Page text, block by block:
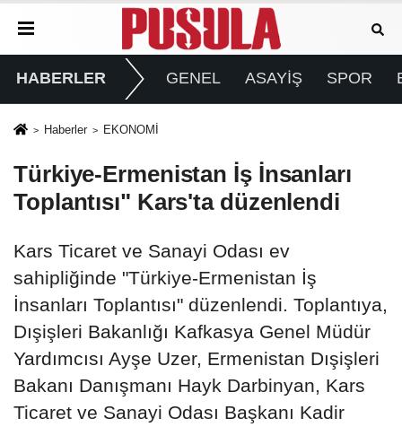
HABERLER GENEL ASAYİŞ SPOR
Haberler EKONOMİ
Türkiye-Ermenistan İş İnsanları
Toplantısı" Kars'ta düzenlendi
Kars Ticaret ve Sanayi Odası ev
sahipliğinde "Türkiye-Ermenistan İş
İnsanları Toplantısı" düzenlendi. Toplantıya,
Dışişleri Bakanlığı Kafkasya Genel Müdür
Yardımcısı Ayşe Uzer, Ermenistan Dışişleri
Bakanı Danışmanı Hayk Darbinyan, Kars
Ticaret ve Sanayi Odası Başkanı Kadir